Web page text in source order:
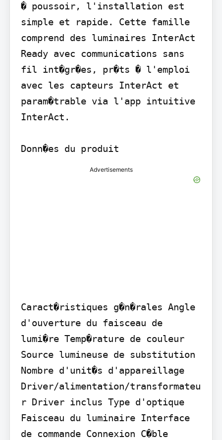
� poussoir, l'installation est
simple et rapide. Cette famille
comprend des luminaires InterAct
Ready avec communications sans
fil int�gr�es, pr�ts � l'emploi
avec les capteurs InterAct et
param�trable via l'app intuitive
InterAct.
Donn�es du produit
Advertisements
Caract�ristiques g�n�rales Angle
d'ouverture du faisceau de
lumi�re Temp�rature de couleur
Source lumineuse de substitution
Nombre d'unit�s d'appareillage
Driver/alimentation/transformateu
r Driver inclus Type d'optique
Faisceau du luminaire Interface
de commande Connexion C�ble